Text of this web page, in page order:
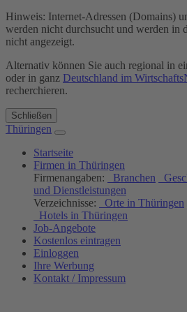
Hinweis: Internet-Adressen (Domains)
werden nicht durchsucht und werden in
nicht angezeigt.
Alternativ können Sie auch regional in
oder in ganz Deutschland im
recherchieren.
Schließen
Thüringen
Startseite
Firmen in Thüringen
Firmenangaben:
Branchen
und Dienstleistungen
Verzeichnisse:
Orte in Thüringen
Hotels in Thüringen
Job-Angebote
Kostenlos eintragen
Einloggen
Ihre Werbung
Kontakt / Impressum